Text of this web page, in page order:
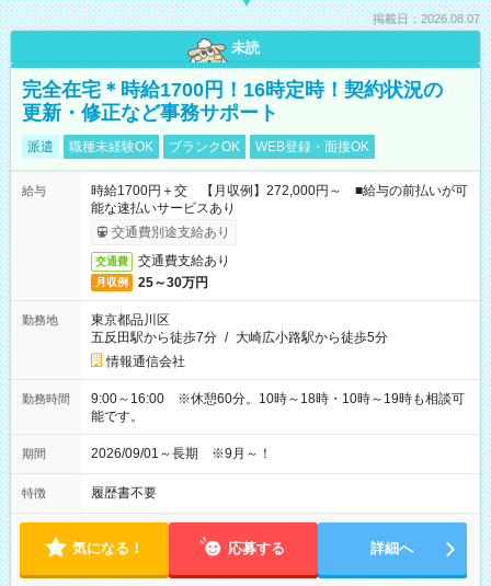
掲載日：2026.08.07
未読
完全在宅＊時給1700円！16時定時！契約状況の
更新・修正など事務サポート
派遣 職種未経験OK ブランクOK WEB登録・面接OK
給与
時給1700円＋交 【月収例】272,000円～ ■給与の前払いが可
能な速払いサービスあり
交通費別途支給あり
交通費 交通費支給あり
月収例 25～30万円
勤務地
東京都品川区
五反田駅から徒歩7分 / 大崎広小路駅から徒歩5分
情報通信会社
勤務時間
9:00～16:00 ※休憩60分。10時～18時・10時～19時も相談可
能です。
期間 2026/09/01～長期 ※9月～！
特徴 履歴書不要
気になる！ 応募する 詳細へ